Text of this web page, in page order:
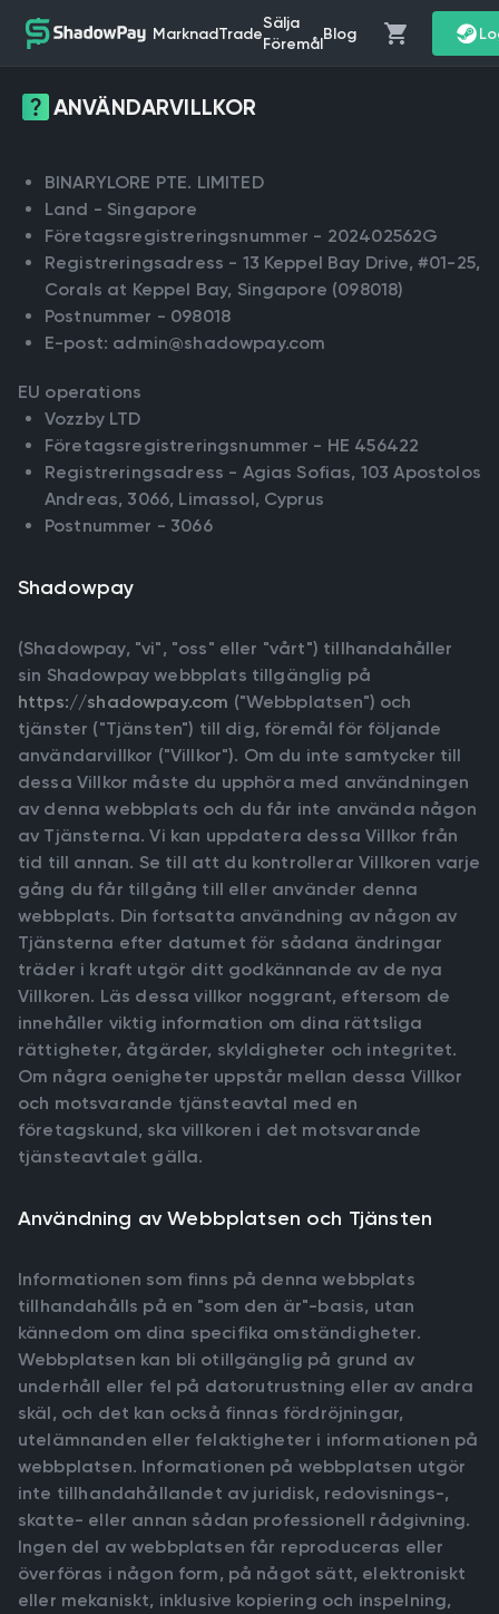
MarknadTrade
Sälja
Föremål
Blog
ANVÄNDARVILLKOR
BINARYLORE PTE. LIMITED
Land - Singapore
Företagsregistreringsnummer - 202402562G
Registreringsadress - 13 Keppel Bay Drive, #01-25,
Corals at Keppel Bay, Singapore (098018)
Postnummer - 098018
E-post: admin@shadowpay.com
EU operations
Vozzby LTD
Företagsregistreringsnummer - HE 456422
Registreringsadress - Agias Sofias, 103 Apostolos
Andreas, 3066, Limassol, Cyprus
Postnummer - 3066
Shadowpay
(Shadowpay, "vi", "oss" eller "vårt") tillhandahåller
sin Shadowpay webbplats tillgänglig på
https://shadowpay.com ("Webbplatsen") och
tjänster ("Tjänsten") till dig, föremål för följande
användarvillkor ("Villkor"). Om du inte samtycker till
dessa Villkor måste du upphöra med användningen
av denna webbplats och du får inte använda någon
av Tjänsterna. Vi kan uppdatera dessa Villkor från
tid till annan. Se till att du kontrollerar Villkoren varje
gång du får tillgång till eller använder denna
webbplats. Din fortsatta användning av någon av
Tjänsterna efter datumet för sådana ändringar
träder i kraft utgör ditt godkännande av de nya
Villkoren. Läs dessa villkor noggrant, eftersom de
innehåller viktig information om dina rättsliga
rättigheter, åtgärder, skyldigheter och integritet.
Om några oenigheter uppstår mellan dessa Villkor
och motsvarande tjänsteavtal med en
företagskund, ska villkoren i det motsvarande
tjänsteavtalet gälla.
Användning av Webbplatsen och Tjänsten
Informationen som finns på denna webbplats
tillhandahålls på en "som den är"-basis, utan
kännedom om dina specifika omständigheter.
Webbplatsen kan bli otillgänglig på grund av
underhåll eller fel på datorutrustning eller av andra
skäl, och det kan också finnas fördröjningar,
utelämnanden eller felaktigheter i informationen på
webbplatsen. Informationen på webbplatsen utgör
inte tillhandahållandet av juridisk, redovisnings-,
skatte- eller annan sådan professionell rådgivning.
Ingen del av webbplatsen får reproduceras eller
överföras i någon form, på något sätt, elektroniskt
eller mekaniskt, inklusive kopiering och inspelning,